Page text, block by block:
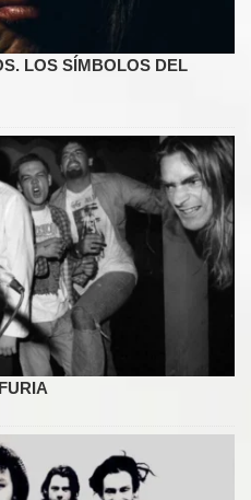
LOS SÍMBOLOS DEL